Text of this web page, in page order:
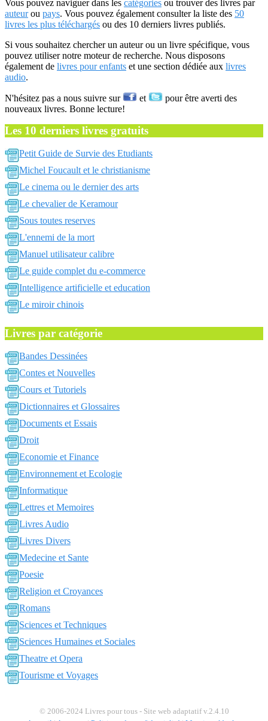
Vous pouvez naviguer dans les catégories ou trouver des livres par
auteurou pays. Vous pouvez également consulter la liste des 50
livres les plus téléchargés ou des 10 derniers livres publiés.
Si vous souhaitez chercher un auteur ou un livre spécifique, vous
pouvez utiliser notre moteur de recherche. Nous disposons
également de livres pour enfants et une section dédiée aux livres
audio.
N'hésitez pas a nous suivre sur et
pour être averti des
nouveaux livres. Bonne lecture!
Les 10 derniers livres gratuits
Petit Guide de Survie des Etudiants
Michel Foucault et le christianisme
Le cinema ou le dernier des arts
Le chevalier de Keramour
Sous toutes reserves
L'ennemi de la mort
Manuel utilisateur calibre
Le guide complet du e-commerce
Intelligence artificielle et education
Le miroir chinois
Livres par catégorie
Bandes Dessinées
Contes et Nouvelles
Cours et Tutoriels
Dictionnaires et Glossaires
Documents et Essais
Droit
Economie et Finance
Environnement et Ecologie
Informatique
Lettres et Memoires
Livres Audio
Livres Divers
Medecine et Sante
Poesie
Religion et Croyances
Romans
Sciences et Techniques
Sciences Humaines et Sociales
Theatre et Opera
Tourisme et Voyages
© 2006-2024 Livres pour tous - Site web adaptatif v.2.4.10